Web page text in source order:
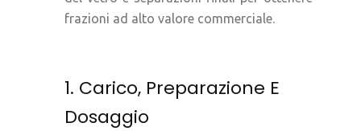
frazioni ad alto valore commerciale.
1. Carico, Preparazione E
Dosaggio